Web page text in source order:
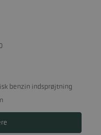
benzin indsprøjtning